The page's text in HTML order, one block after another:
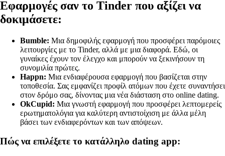
Εφαρμογές σαν το Tinder που αξίζει να
δοκιμάσετε:
Bumble: Μια δημοφιλής εφαρμογή που προσφέρει παρόμοιες
λειτουργίες με το Tinder, αλλά με μια διαφορά. Εδώ, οι
γυναίκες έχουν τον έλεγχο και μπορούν να ξεκινήσουν τη
συνομιλία πρώτες.
Happn: Μια ενδιαφέρουσα εφαρμογή που βασίζεται στην
τοποθεσία. Σας εμφανίζει προφίλ ατόμων που έχετε συναντήσει
στον δρόμο σας, δίνοντας μια νέα διάσταση στο online dating.
OkCupid: Μια γνωστή εφαρμογή που προσφέρει λεπτομερείς
ερωτηματολόγια για καλύτερη αντιστοίχιση με άλλα μέλη
βάσει των ενδιαφερόντων και των απόψεων.
Πώς να επιλέξετε το κατάλληλο dating app: